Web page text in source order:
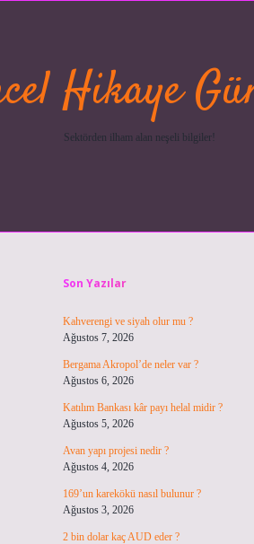
Hikaye
Sektörden ilham alan neşeli bilgiler!
Son Yazılar
Kahverengi ve siyah olur mu ?
Ağustos 7, 2026
Bergama Akropol’de neler var ?
Ağustos 6, 2026
Katılım Bankası kâr payı helal midir ?
Ağustos 5, 2026
Avan yapı projesi nedir ?
Ağustos 4, 2026
169’un karekökü nasıl bulunur ?
Ağustos 3, 2026
2 bin dolar kaç AUD eder ?